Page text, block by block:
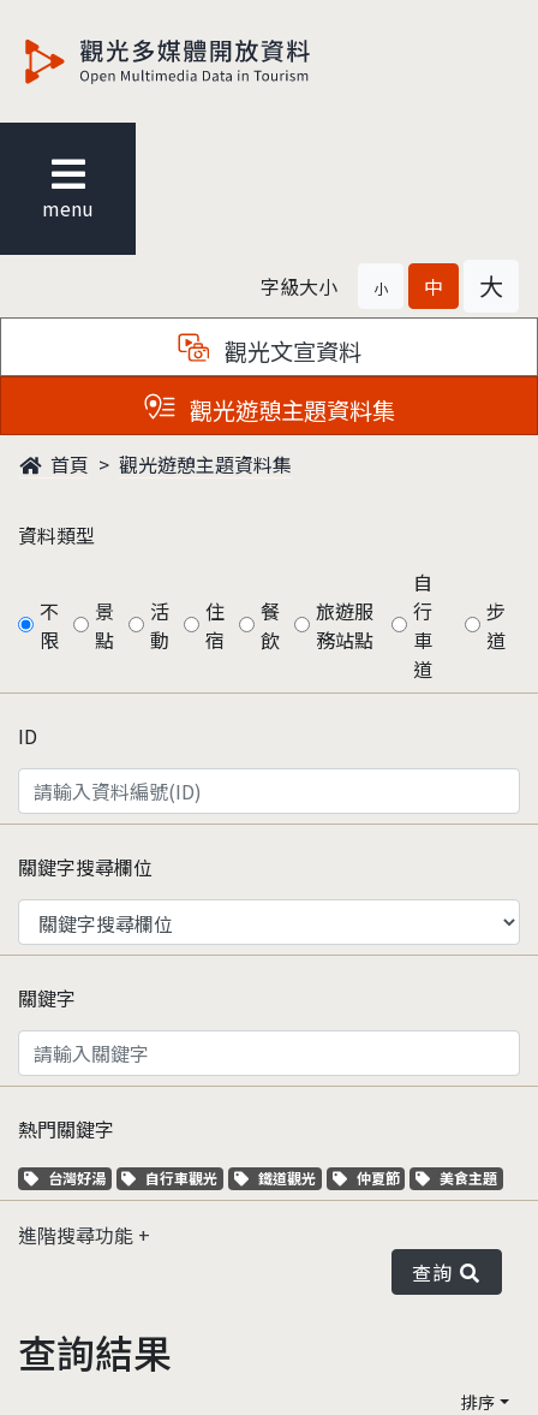
menu
字級大小 小 中 大
觀光文宣資料
觀光遊憩主題資料集
首頁 觀光遊憩主題資料集
資料類型
不
限
景
點
活
動
住
宿
餐
飲
旅遊服
務站點
自
行
車
道
步
道
ID
關鍵字搜尋欄位
關鍵字
熱門關鍵字
關鍵字標籤
台灣好湯 關鍵字標籤
自行車觀光 關鍵字標籤
鐵道觀光 關鍵字標籤
仲夏節 關鍵字標籤
美食主題
進階搜尋功能
查詢
查詢結果
排序